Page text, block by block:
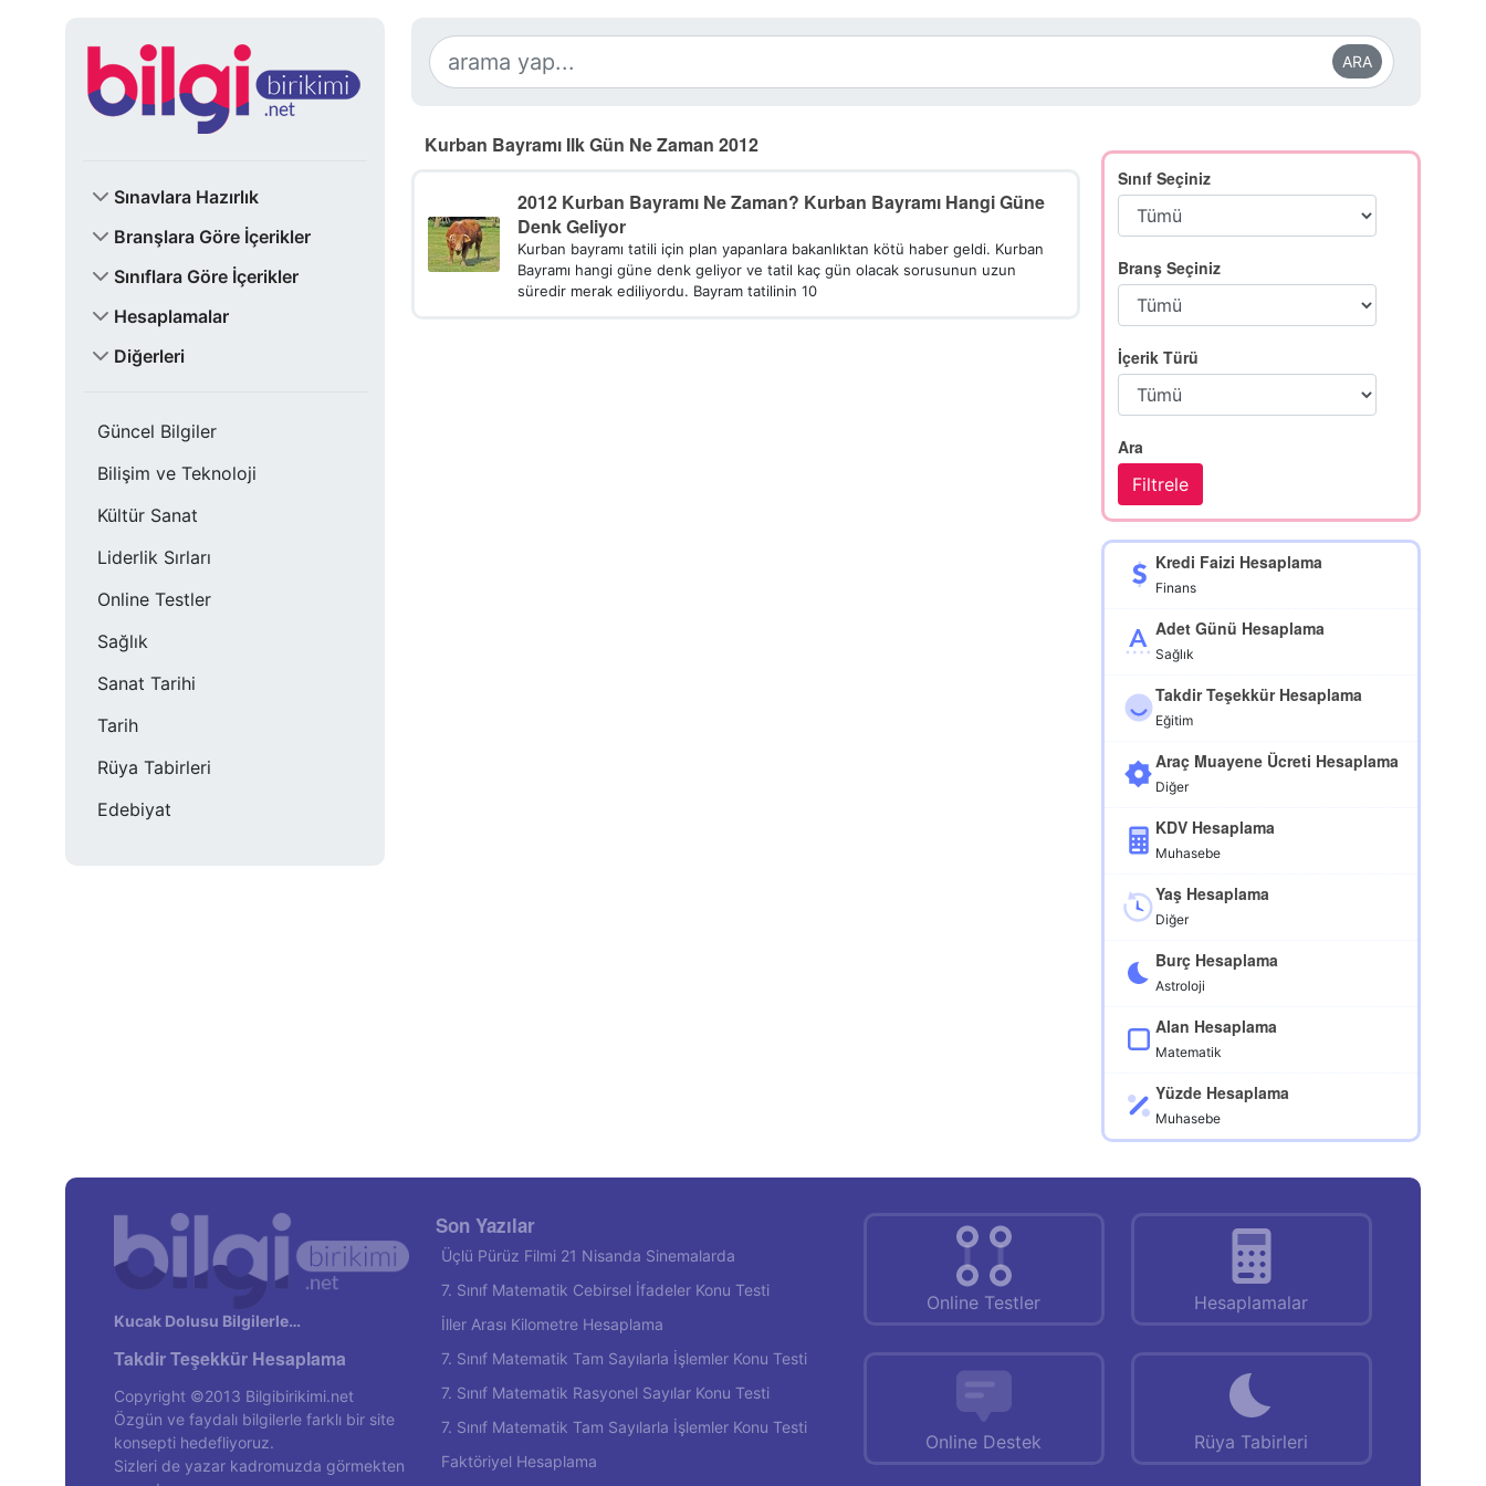
Sınavlara Hazırlık
Branşlara Göre İçerikler
Sınıflara Göre İçerikler
Hesaplamalar
Diğerleri
Güncel Bilgiler
Bilişim ve Teknoloji
Kültür Sanat
Liderlik Sırları
Online Testler
Sağlık
Sanat Tarihi
Tarih
Rüya Tabirleri
Edebiyat
ARA
Kurban Bayramı Ilk Gün Ne Zaman 2012
2012 Kurban Bayramı Ne Zaman? Kurban Bayramı Hangi Güne
Denk Geliyor
Kurban bayramı tatili için plan yapanlara bakanlıktan kötü haber geldi. Kurban
Bayramı hangi güne denk geliyor ve tatil kaç gün olacak sorusunun uzun
süredir merak ediliyordu. Bayram tatilinin 10
Sınıf Seçiniz
Branş Seçiniz
İçerik Türü
Ara
Kredi Faizi Hesaplama
Finans
Adet Günü Hesaplama
Sağlık
Takdir Teşekkür Hesaplama
Eğitim
Araç Muayene Ücreti Hesaplama
Diğer
KDV Hesaplama
Muhasebe
Yaş Hesaplama
Diğer
Burç Hesaplama
Astroloji
Alan Hesaplama
Matematik
Yüzde Hesaplama
Muhasebe
Kucak Dolusu Bilgilerle…
Takdir Teşekkür Hesaplama
Copyright ©2013 Bilgibirikimi.net
Özgün ve faydalı bilgilerle farklı bir site
konsepti hedefliyoruz.
Sizleri de yazar kadromuzda görmekten
Son Yazılar
Üçlü Pürüz Filmi 21 Nisanda Sinemalarda
7. Sınıf Matematik Cebirsel İfadeler Konu Testi
İller Arası Kilometre Hesaplama
7. Sınıf Matematik Tam Sayılarla İşlemler Konu Testi
7. Sınıf Matematik Rasyonel Sayılar Konu Testi
7. Sınıf Matematik Tam Sayılarla İşlemler Konu Testi
Faktöriyel Hesaplama
Online Testler Hesaplamalar
Online Destek Rüya Tabirleri